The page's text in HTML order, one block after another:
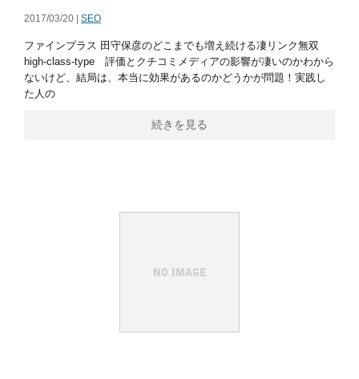
2017/03/20 | SEO
ファインプラス 田守保彦のどこまでも増え続ける凄リンク無双
high-class-type 評価とクチコミメディアの影響が凄いのかわから
ないけど、結局は、本当に効果があるのかどうかが問題！実践し
た人の
続きを見る